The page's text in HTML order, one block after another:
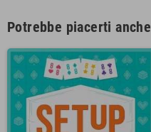
Potrebbe piacerti anche